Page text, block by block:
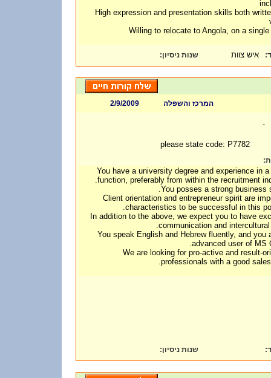
High expression and presentation skills both
Willing to relocate to Angola, on a
איש צוות שנות ניסיון:
המרכז והשפלה 2/9/2009
-
You have a university degree and experience in
function, preferably from within the recruitment
You posses a strong business
Client orientation and entrepreneur spirit are
characteristics to be successful in this
In addition to the above, we expect you to have
communication and intercultural
You speak English and Hebrew fluently, and you
advanced user of MS
We are looking for pro-active and result-
professionals with a good sales
שנות ניסיון: